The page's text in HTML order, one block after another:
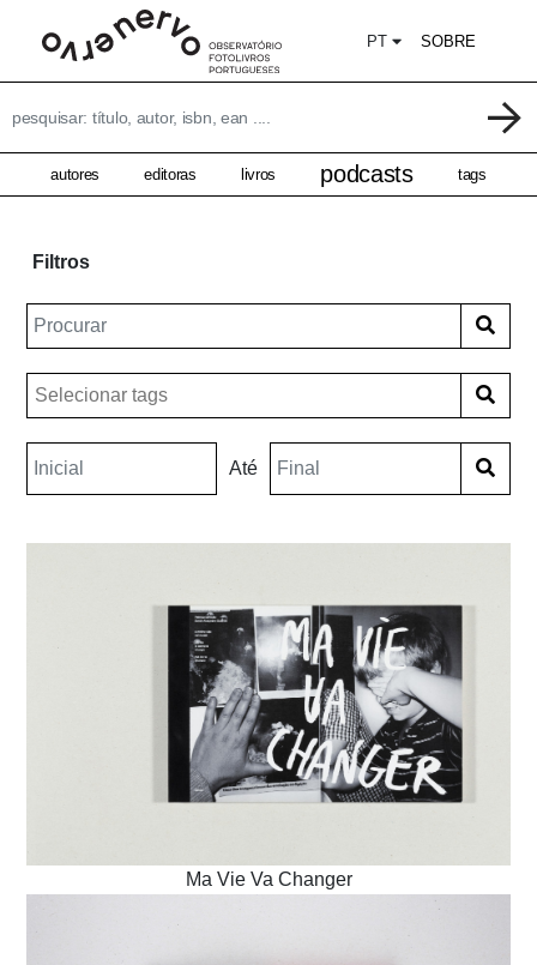
PT SOBRE
autores editoras livros podcasts tags
Filtros
Até
Ma Vie Va Changer